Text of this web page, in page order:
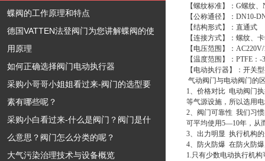
蝶阀的工作原理和特点
德国VATTEN法登阀门为您讲解蝶阀的使
用原理
如何正确选择阀门电动执行器
采购小哥哥小姐姐看过来-阀门的选型要
素有哪些呢？
采购小白看过来-什么是阀门？阀门是什
么意思？阀门怎么分类的呢？
大气污染治理技术与设备概览
【螺纹标准】：G螺纹
【公称通径】：DN10-
【结构形式】：直通式
【连接方式】：螺纹、
【电压范围】：
【温度范围】：PTFE
【电动执行器】：开关
气动阀门与电动阀门的
1、价格对比 电动阀门
等气源设施，所以选用
2、阀门可靠性 我们习
可平均使用5—10年，从
3、出力明显 执行机构
4、防火防爆 在防火防
1.只有少数电动执行机